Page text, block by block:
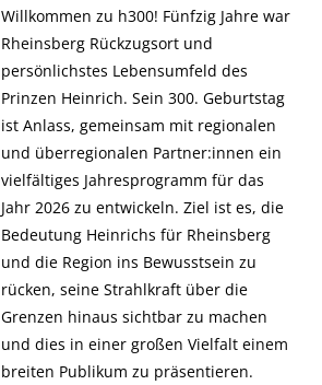
Willkommen zu h300! Fünfzig Jahre war
Rheinsberg Rückzugsort und
persönlichstes Lebensumfeld des
Prinzen Heinrich. Sein 300. Geburtstag
ist Anlass, gemeinsam mit regionalen
und überregionalen Partner:innen ein
vielfältiges Jahresprogramm für das
Jahr 2026 zu entwickeln. Ziel ist es, die
Bedeutung Heinrichs für Rheinsberg
und die Region ins Bewusstsein zu
rücken, seine Strahlkraft über die
Grenzen hinaus sichtbar zu machen
und dies in einer großen Vielfalt einem
breiten Publikum zu präsentieren.